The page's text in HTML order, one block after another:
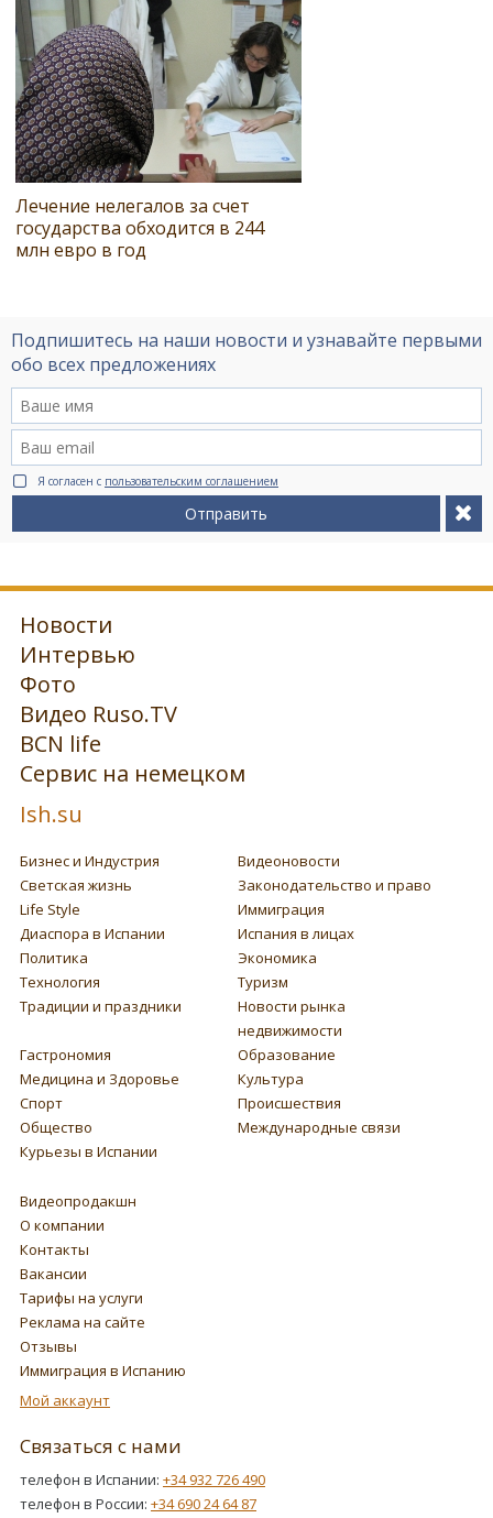
Лечение нелегалов за счет
государства обходится в 244
млн евро в год
Подпишитесь на наши новости и узнавайте первыми
обо всех предложениях
Я согласен с пользовательским соглашением
Отправить
Новости
Интервью
Фото
Видео Ruso.TV
BCN life
Сервис на немецком
Ish.su
Бизнес и Индустрия
Видеоновости
Светская жизнь
Законодательство и право
Life Style
Иммиграция
Диаспора в Испании
Испания в лицах
Политика
Экономика
Технология
Туризм
Традиции и праздники
Новости рынка
недвижимости
Гастрономия
Образование
Медицина и Здоровье
Культура
Спорт
Происшествия
Общество
Международные связи
Курьезы в Испании
Видеопродакшн
О компании
Контакты
Вакансии
Тарифы на услуги
Реклама на сайте
Отзывы
Иммиграция в Испанию
Мой аккаунт
Связаться с нами
телефон в Испании: +34 932 726 490
телефон в России: +34 690 24 64 87